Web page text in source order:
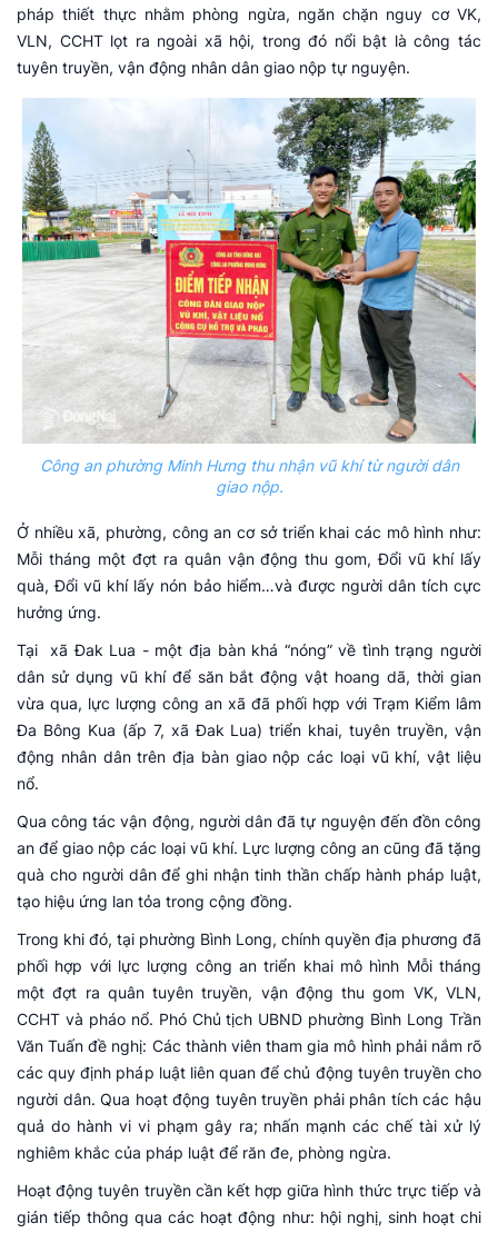
pháp thiết thực nhằm phòng ngừa, ngăn chặn nguy cơ VK,
VLN, CCHT lọt ra ngoài xã hội, trong đó nổi bật là công tác
tuyên truyền, vận động nhân dân giao nộp tự nguyện.
Công an phường Minh Hưng thu nhận vũ khí từ người dân
giao nộp.
Ở nhiều xã, phường, công an cơ sở triển khai các mô hình như:
Mỗi tháng một đợt ra quân vận động thu gom, Đổi vũ khí lấy
quà, Đổi vũ khí lấy nón bảo hiểm…và được người dân tích cực
hưởng ứng.
Tại xã Đak Lua - một địa bàn khá “nóng” về tình trạng người
dân sử dụng vũ khí để săn bắt động vật hoang dã, thời gian
vừa qua, lực lượng công an xã đã phối hợp với Trạm Kiểm lâm
Đa Bông Kua (ấp 7, xã Đak Lua) triển khai, tuyên truyền, vận
động nhân dân trên địa bàn giao nộp các loại vũ khí, vật liệu
nổ.
Qua công tác vận động, người dân đã tự nguyện đến đồn công
an để giao nộp các loại vũ khí. Lực lượng công an cũng đã tặng
quà cho người dân để ghi nhận tinh thần chấp hành pháp luật,
tạo hiệu ứng lan tỏa trong cộng đồng.
Trong khi đó, tại phường Bình Long, chính quyền địa phương đã
phối hợp với lực lượng công an triển khai mô hình Mỗi tháng
một đợt ra quân tuyên truyền, vận động thu gom VK, VLN,
CCHT và pháo nổ. Phó Chủ tịch UBND phường Bình Long Trần
Văn Tuấn đề nghị: Các thành viên tham gia mô hình phải nắm rõ
các quy định pháp luật liên quan để chủ động tuyên truyền cho
người dân. Qua hoạt động tuyên truyền phải phân tích các hậu
quả do hành vi vi phạm gây ra; nhấn mạnh các chế tài xử lý
nghiêm khắc của pháp luật để răn đe, phòng ngừa.
Hoạt động tuyên truyền cần kết hợp giữa hình thức trực tiếp và
gián tiếp thông qua các hoạt động như: hội nghị, sinh hoạt chi